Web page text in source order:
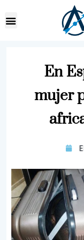
En
mujer